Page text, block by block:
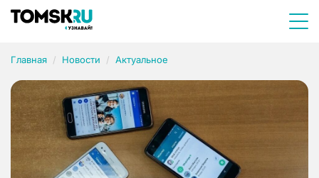
Главная Новости Актуальное